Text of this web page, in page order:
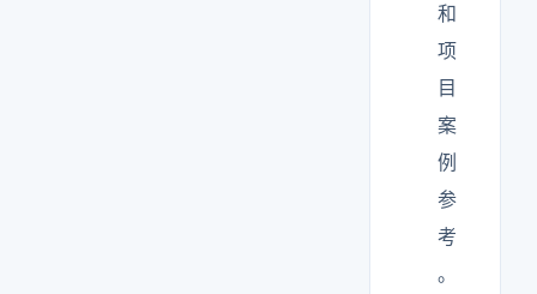
和
项
目
案
例
参
考
。